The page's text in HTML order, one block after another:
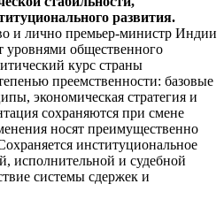
развития.
и лично премьер-министр Индии
уровнями общественного
курс страны
преемственности: базовые
экономическая стратегия и
сохраняются при смене
носят преимущественно
институциональное
исполнительной и судебной
системы сдержек и